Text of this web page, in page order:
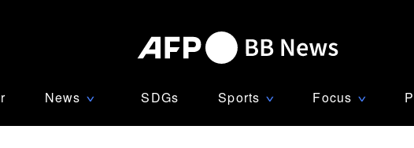
News ∨ SDGs Sports ∨ Focus ∨